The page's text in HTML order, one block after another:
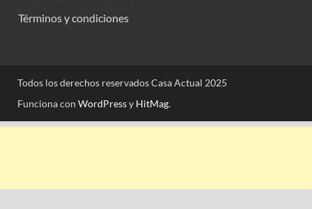
Términos y condiciones
Todos los derechos reservados Casa Actual 2025
Funciona con WordPressy HitMag.